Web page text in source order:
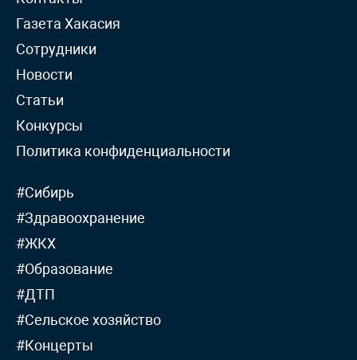
Газета Хакасия
Сотрудники
Новости
Статьи
Конкурсы
Политика конфиденциальности
#Сибирь
#Здравоохранение
#ЖКХ
#Образование
#ДТП
#Сельское хозяйство
#Концерты